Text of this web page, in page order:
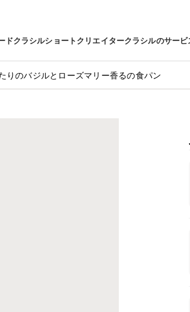
ドクラシルショートクリエイタークラシルのサービ
りのバジルとローズマリー香るの食パン